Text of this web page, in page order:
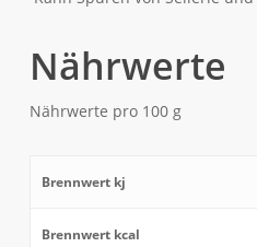
Nährwerte
Nährwerte pro 100 g
Brennwert kj
Brennwert kcal